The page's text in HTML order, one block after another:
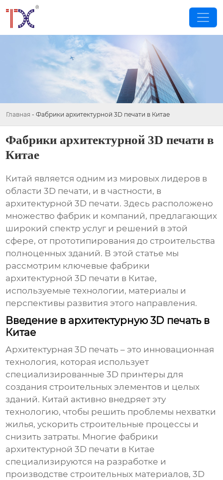
Главная - Фабрики архитектурной 3D печати в Китае
Фабрики архитектурной 3D печати в
Китае
Китай является одним из мировых лидеров в
области 3D печати, и в частности, в
архитектурной 3D печати. Здесь расположено
множество фабрик и компаний, предлагающих
широкий спектр услуг и решений в этой
сфере, от прототипирования до строительства
полноценных зданий. В этой статье мы
рассмотрим ключевые фабрики
архитектурной 3D печати в Китае,
используемые технологии, материалы и
перспективы развития этого направления.
Введение в архитектурную 3D печать в
Китае
Архитектурная 3D печать – это инновационная
технология, которая использует
специализированные 3D принтеры для
создания строительных элементов и целых
зданий. Китай активно внедряет эту
технологию, чтобы решить проблемы нехватки
жилья, ускорить строительные процессы и
снизить затраты. Многие фабрики
архитектурной 3D печати в Китае
специализируются на разработке и
производстве строительных материалов, 3D